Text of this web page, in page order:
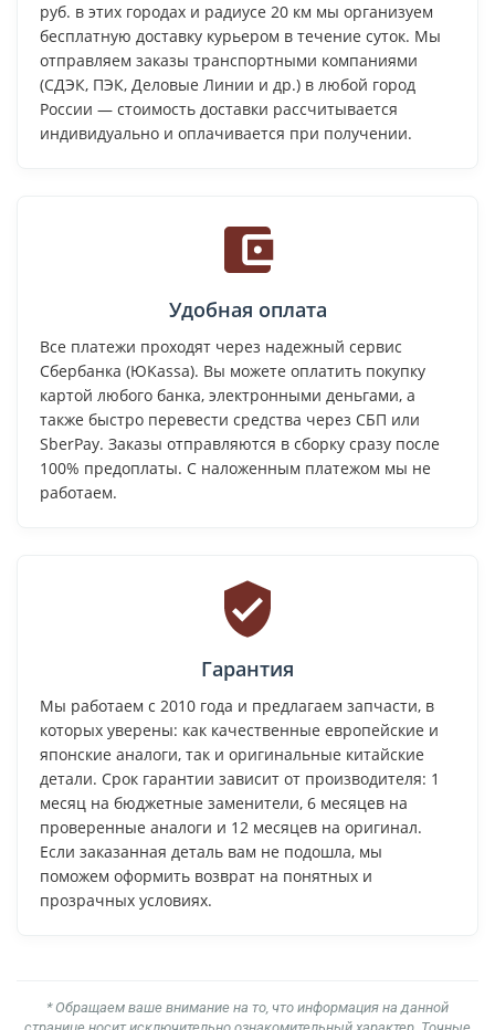
руб. в этих городах и радиусе 20 км мы организуем
бесплатную доставку курьером в течение суток. Мы
отправляем заказы транспортными компаниями
(СДЭК, ПЭК, Деловые Линии и др.) в любой город
России — стоимость доставки рассчитывается
индивидуально и оплачивается при получении.
Удобная оплата
Все платежи проходят через надежный сервис
Сбербанка (ЮKassa). Вы можете оплатить покупку
картой любого банка, электронными деньгами, а
также быстро перевести средства через СБП или
SberPay. Заказы отправляются в сборку сразу после
100% предоплаты. С наложенным платежом мы не
работаем.
Гарантия
Мы работаем с 2010 года и предлагаем запчасти, в
которых уверены: как качественные европейские и
японские аналоги, так и оригинальные китайские
детали. Срок гарантии зависит от производителя: 1
месяц на бюджетные заменители, 6 месяцев на
проверенные аналоги и 12 месяцев на оригинал.
Если заказанная деталь вам не подошла, мы
поможем оформить возврат на понятных и
прозрачных условиях.
* Обращаем ваше внимание на то, что информация на данной